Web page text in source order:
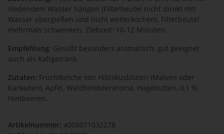
siedendem Wasser hängen (Filterbeutel nicht direkt mit
Wasser übergießen und nicht weiterkochen). Filterbeutel
mehrmals schwenken. Ziehzeit: 10-12 Minuten.
Empfehlung: Gesüßt besonders aromatisch, gut geeignet
auch als Kaltgetränk.
Zutaten: Fruchtkelche von Hibiskusblüten (Malven oder
Karkaden), Äpfel, Waldhimbeeraroma, Hagebutten, 0,1 %
Himbeeren.
Artikelnummer: 4008071032278